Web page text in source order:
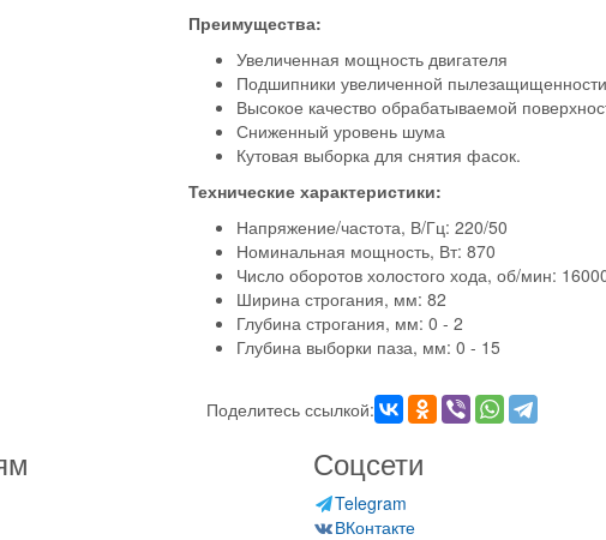
Преимущества:
Увеличенная мощность двигателя
Подшипники увеличенной пылезащищенности
Высокое качество обрабатываемой
Сниженный уровень шума
Кутовая выборка для снятия фасок.
Технические характеристики:
Напряжение/частота, В/Гц: 220/50
Номинальная мощность, Вт: 870
Число оборотов холостого хода, об/мин:
Ширина строгания, мм: 82
Глубина строгания, мм: 0 - 2
Глубина выборки паза, мм: 0 - 15
Поделитесь ссылкой:
Соцсети
Telegram
ВКонтакте